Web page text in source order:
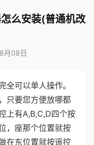
么安装(普通机改
月08日
全可以单人操作。
只要您方便放哪都
上有A,B,C,D四个按
，座那个位置就按
在东位置就按遥控